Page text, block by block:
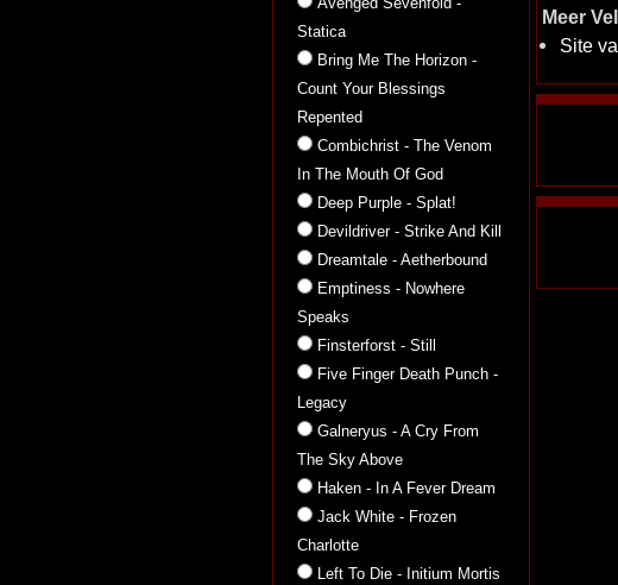
Statica
Bring Me The Horizon -
Count Your Blessings
Repented
Combichrist - The Venom
In The Mouth Of God
Deep Purple - Splat!
Devildriver - Strike And Kill
Dreamtale - Aetherbound
Emptiness - Nowhere
Speaks
Finsterforst - Still
Five Finger Death Punch -
Legacy
Galneryus - A Cry From
The Sky Above
Haken - In A Fever Dream
Jack White - Frozen
Charlotte
Left To Die - Initium Mortis
Meer
Site